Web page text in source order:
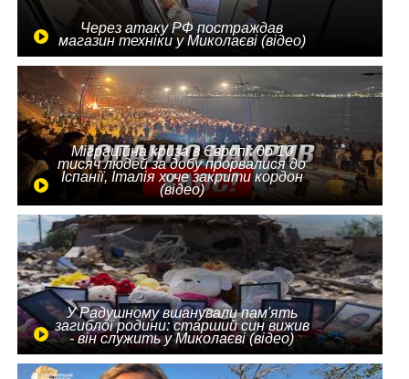
Через атаку РФ постраждав
магазин техніки у Миколаєві (відео)
Міграційна криза в Європі: до 10
тисяч людей за добу прорвалися до
Іспанії, Італія хоче закрити кордон
(відео)
У Радушному вшанували пам'ять
загиблої родини: старший син вижив
- він служить у Миколаєві (відео)